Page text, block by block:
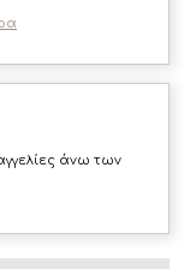
άνω των